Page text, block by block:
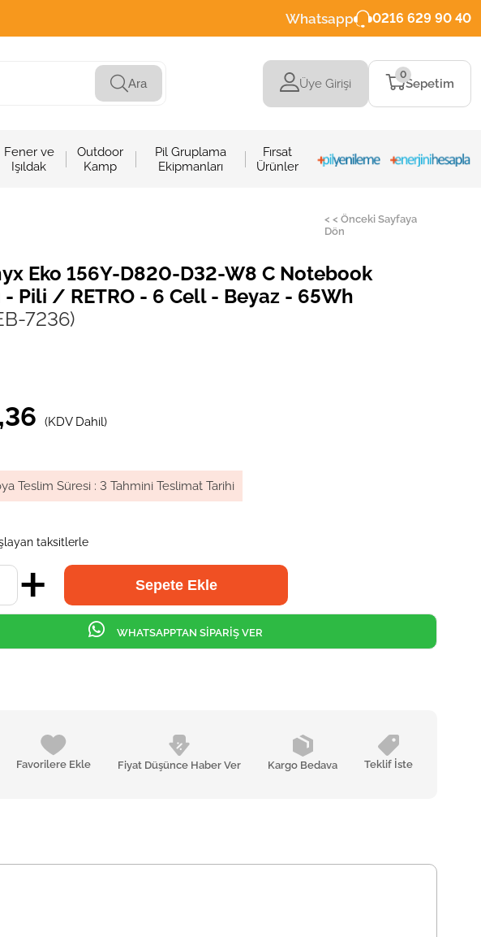
Whatsapp 0216 629 90 40
Ara Üye Girişi Sepetim
0
Fener ve
Işıldak
Outdoor
Kamp
Pil Gruplama
Ekipmanları
Fırsat
Ürünler
< < Önceki Sayfaya
Dön
Eko 156Y-D820-D32-W8 C Notebook
- Pili / RETRO - 6 Cell - Beyaz - 65Wh
7236)
(KDV Dahil)
Teslim Süresi : 3 Tahmini Teslimat Tarihi
taksitlerle
Favorilere Ekle Fiyat Düşünce Haber Ver Kargo Bedava Teklif İste
WHATSAPPTAN SİPARİŞ VER